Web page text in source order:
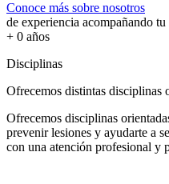
Conoce más sobre nosotros
de experiencia acompañando tu
+ 0 años
Disciplinas
Ofrecemos distintas disciplinas
Ofrecemos disciplinas
prevenir lesiones y ayudarte a
con una atención profesional y